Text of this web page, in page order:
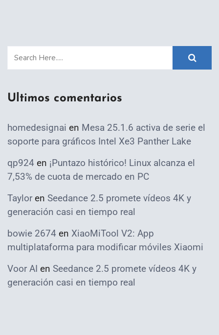
Ultimos comentarios
homedesignai en Mesa 25.1.6 activa de serie el
soporte para gráficos Intel Xe3 Panther Lake
qp924 en ¡Puntazo histórico! Linux alcanza el
7,53% de cuota de mercado en PC
Taylor en Seedance 2.5 promete vídeos 4K y
generación casi en tiempo real
bowie 2674 en XiaoMiTool V2: App
multiplataforma para modificar móviles Xiaomi
Voor AI en Seedance 2.5 promete vídeos 4K y
generación casi en tiempo real